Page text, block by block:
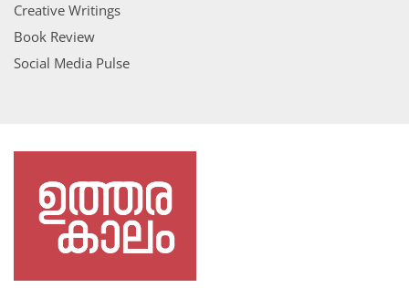
Creative Writings
Book Review
Social Media Pulse